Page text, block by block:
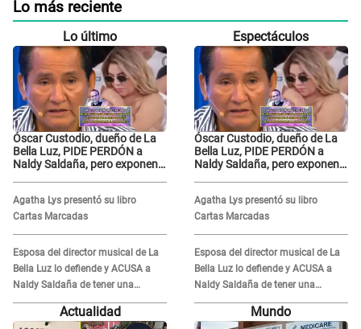
Lo más reciente
Lo último
Óscar Custodio, dueño de La
Bella Luz, PIDE PERDÓN a
Naldy Saldaña, pero exponen
grabar"
Agatha Lys presentó su libro
Cartas Marcadas
Esposa del director musical de La
Bella Luz lo defiende y ACUSA a
Naldy Saldaña de tener una
relación con él y otros integrantes
Espectáculos
Óscar Custodio, dueño de La
Bella Luz, PIDE PERDÓN a
Naldy Saldaña, pero exponen
grabar"
Agatha Lys presentó su libro
Cartas Marcadas
Esposa del director musical de La
Bella Luz lo defiende y ACUSA a
Naldy Saldaña de tener una
relación con él y otros integrantes
Actualidad Mundo